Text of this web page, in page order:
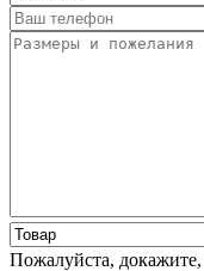
Пожалуйста,